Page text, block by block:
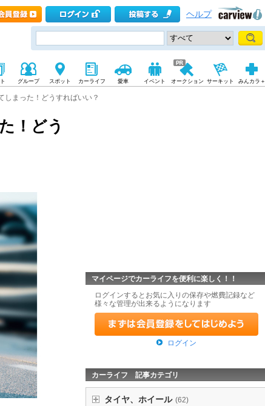
ヘルプ
グループ スポット カーライフ 愛車 イベント オークション サーキット みんカラ＋
しまった！どうすればいい？
！どう
マイページでカーライフを便利に楽しく！！
ログインするとお気に入りの保存や燃費記録など
様々な管理が出来るようになります
ログイン
カーライフ 記事カテゴリ
タイヤ、ホイール (62)